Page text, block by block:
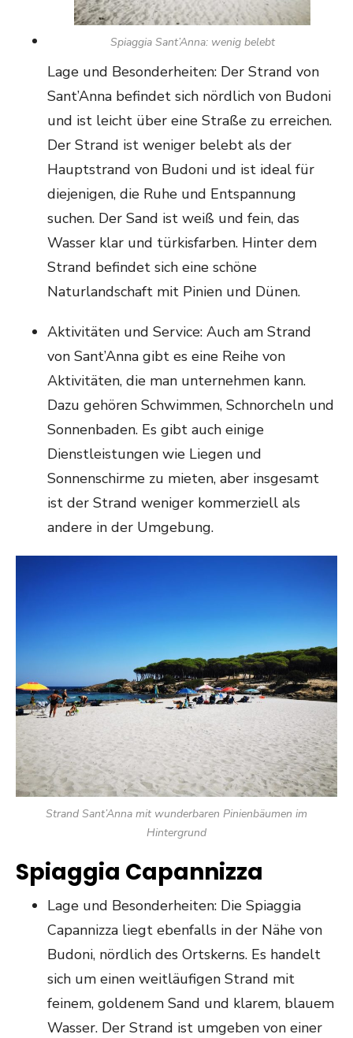
Spiaggia Sant’Anna: wenig belebt
Lage und Besonderheiten: Der Strand von
Sant’Anna befindet sich nördlich von Budoni
und ist leicht über eine Straße zu erreichen.
Der Strand ist weniger belebt als der
Hauptstrand von Budoni und ist ideal für
diejenigen, die Ruhe und Entspannung
suchen. Der Sand ist weiß und fein, das
Wasser klar und türkisfarben. Hinter dem
Strand befindet sich eine schöne
Naturlandschaft mit Pinien und Dünen.
Aktivitäten und Service: Auch am Strand
von Sant’Anna gibt es eine Reihe von
Aktivitäten, die man unternehmen kann.
Dazu gehören Schwimmen, Schnorcheln und
Sonnenbaden. Es gibt auch einige
Dienstleistungen wie Liegen und
Sonnenschirme zu mieten, aber insgesamt
ist der Strand weniger kommerziell als
andere in der Umgebung.
Strand Sant’Anna mit wunderbaren Pinienbäumen im
Hintergrund
Spiaggia Capannizza
Lage und Besonderheiten: Die Spiaggia
Capannizza liegt ebenfalls in der Nähe von
Budoni, nördlich des Ortskerns. Es handelt
sich um einen weitläufigen Strand mit
feinem, goldenem Sand und klarem, blauem
Wasser. Der Strand ist umgeben von einer